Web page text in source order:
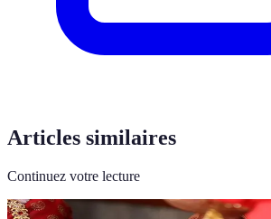
Articles similaires
Continuez votre lecture